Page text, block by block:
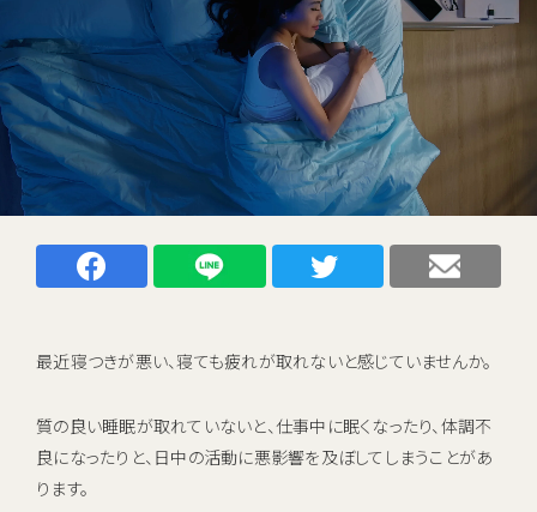
ユーザーボイス
よくあるご質問
料金・ご利用案内
キャンペーン
資料ダウンロード
FacebookでシェアするLINEでシェアする Twitterでシェアする
最近寝つきが悪い、寝ても疲れが取れないと感じていませんか。
質の良い睡眠が取れていないと、仕事中に眠くなったり、体調不
良になったりと、日中の活動に悪影響を及ぼしてしまうことがあ
ります。